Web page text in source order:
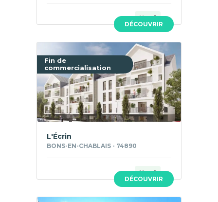
DÉCOUVRIR
Neuf
Fin de
commercialisation
DÉCOUVRIR
L'Écrin
BONS-EN-CHABLAIS - 74890
Neuf